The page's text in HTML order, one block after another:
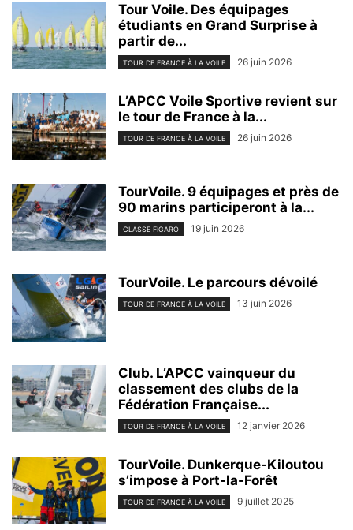
Tour Voile. Des équipages
étudiants en Grand Surprise à
partir de...
TOUR DE FRANCE À LA VOILE 26 juin 2026
L’APCC Voile Sportive revient sur
le tour de France à la...
TOUR DE FRANCE À LA VOILE 26 juin 2026
TourVoile. 9 équipages et près de
90 marins participeront à la...
CLASSE FIGARO 19 juin 2026
TourVoile. Le parcours dévoilé
TOUR DE FRANCE À LA VOILE 13 juin 2026
Club. L’APCC vainqueur du
classement des clubs de la
Fédération Française...
TOUR DE FRANCE À LA VOILE 12 janvier 2026
TourVoile. Dunkerque-Kiloutou
s’impose à Port-la-Forêt
TOUR DE FRANCE À LA VOILE 9 juillet 2025